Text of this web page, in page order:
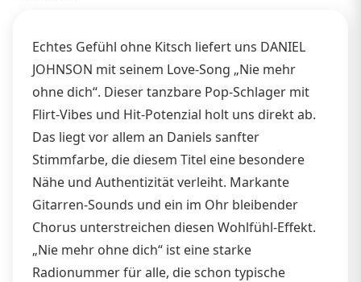
Echtes Gefühl ohne Kitsch liefert uns DANIEL
JOHNSON mit seinem Love-Song „Nie mehr
ohne dich“. Dieser tanzbare Pop-Schlager mit
Flirt-Vibes und Hit-Potenzial holt uns direkt ab.
Das liegt vor allem an Daniels sanfter
Stimmfarbe, die diesem Titel eine besondere
Nähe und Authentizität verleiht. Markante
Gitarren-Sounds und ein im Ohr bleibender
Chorus unterstreichen diesen Wohlfühl-Effekt.
„Nie mehr ohne dich“ ist eine starke
Radionummer für alle, die schon typische